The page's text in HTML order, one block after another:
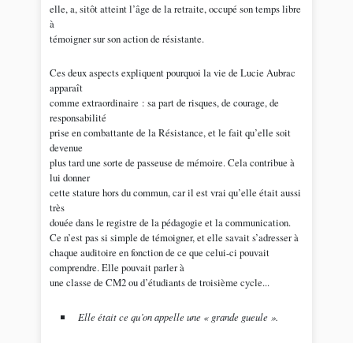
elle, a, sitôt atteint l’âge de la retraite, occupé son temps libre
à
témoigner sur son action de résistante.
Ces deux aspects expliquent pourquoi la vie de Lucie Aubrac
apparaît
comme extraordinaire : sa part de risques, de courage, de
responsabilité
prise en combattante de la Résistance, et le fait qu’elle soit
devenue
plus tard une sorte de passeuse de mémoire. Cela contribue à
lui donner
cette stature hors du commun, car il est vrai qu’elle était aussi
très
douée dans le registre de la pédagogie et la communication.
Ce n’est pas si simple de témoigner, et elle savait s’adresser à
chaque auditoire en fonction de ce que celui-ci pouvait
comprendre. Elle pouvait parler à
une classe de CM2 ou d’étudiants de troisième cycle...
Elle était ce qu’on appelle une « grande gueule ».